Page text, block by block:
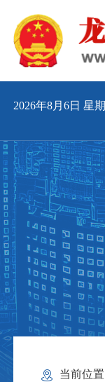
2026年8月6日 星
当前位置